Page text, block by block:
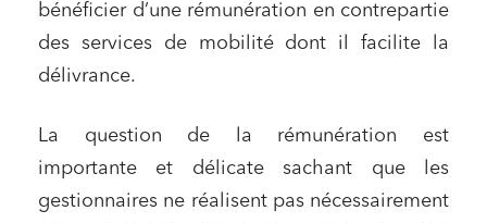
bénéficier d’une rémunération en contrepartie
des services de mobilité dont il facilite la
délivrance.
La question de la rémunération est
importante et délicate sachant que les
gestionnaires ne réalisent pas nécessairement